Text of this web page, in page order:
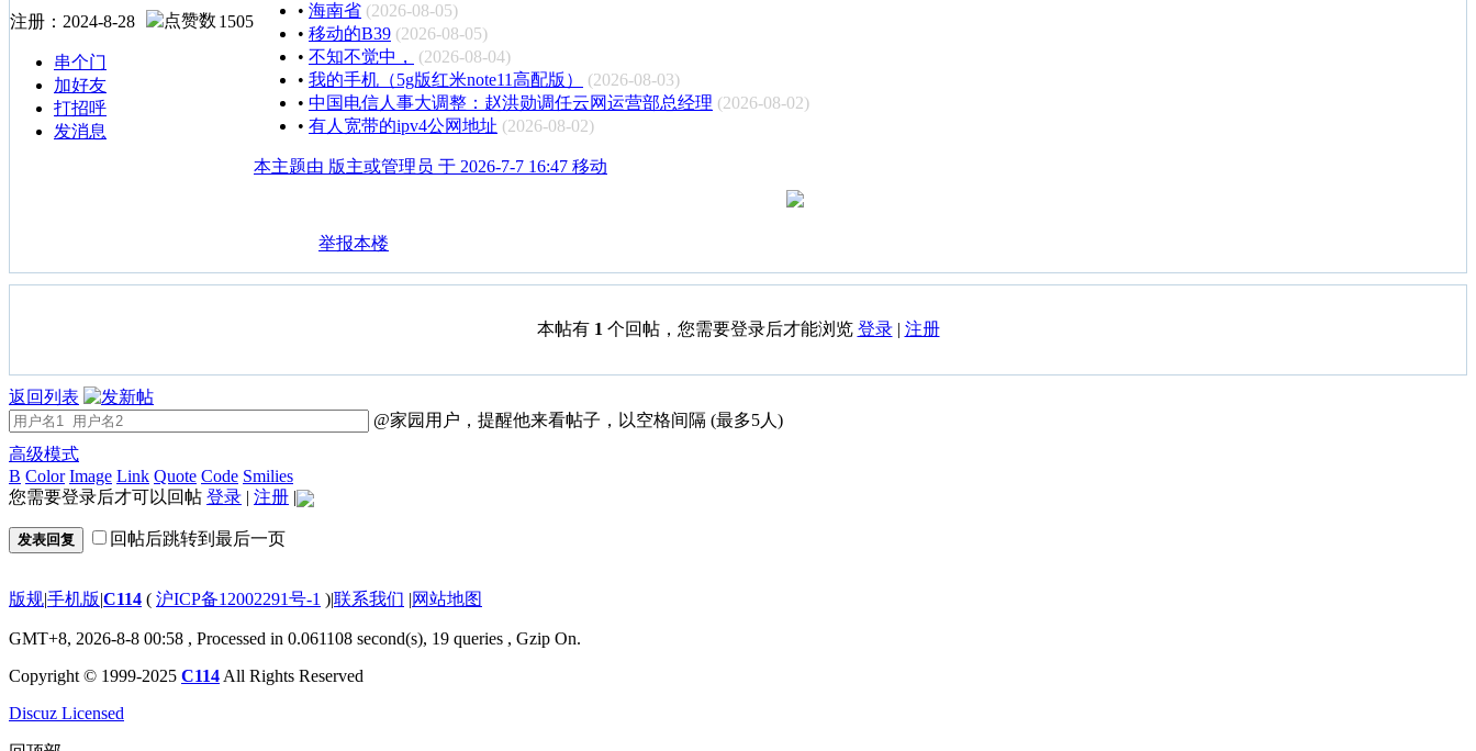
注册：2024-8-28 1505
串个门
加好友
打招呼
发消息
• 海南省 (2026-08-05)
• 移动的B39 (2026-08-05)
• 不知不觉中，
(2026-08-04)
• 我的手机（5g版红米note11高配版）
(2026-08-03)
• 中国电信人事大调整：赵洪勋调任云网运营部总经理 (2026-08-02)
• 有人宽带的ipv4公网地址 (2026-08-02)
本主题由 版主或管理员 于 2026-7-7 16:47 移动
举报本楼
本帖有 1 个回帖，您需要登录后才能浏览 登录| 注册
返回列表
@家园用户，提醒他来看帖子，以空格间隔 (最多5人)
高级模式
B Color Image Link Quote Code Smilies
您需要登录后才可以回帖 登录 | 注册 |
发表回复 回帖后跳转到最后一页
版规|手机版|C114 ( 沪ICP备12002291号-1 )|联系我们 |网站地图
GMT+8, 2026-8-8 00:58 , Processed in 0.061108 second(s), 19 queries , Gzip On.
Copyright © 1999-2025 C114 All Rights Reserved
Discuz Licensed